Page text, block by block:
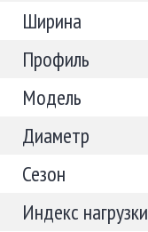
Ширина
Профиль
Модель
Диаметр
Сезон
Индекс нагрузки